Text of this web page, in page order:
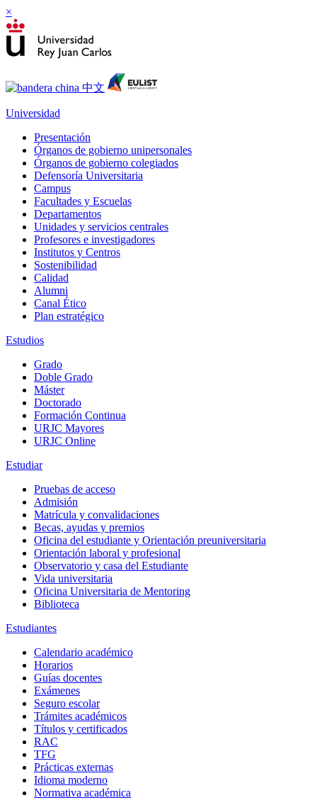
×
Universidad
Presentación
Órganos de gobierno unipersonales
Órganos de gobierno colegiados
Defensoría Universitaria
Campus
Facultades y Escuelas
Departamentos
Unidades y servicios centrales
Profesores e investigadores
Institutos y Centros
Sostenibilidad
Calidad
Alumni
Canal Ético
Plan estratégico
Estudios
Grado
Doble Grado
Máster
Doctorado
Formación Continua
URJC Mayores
URJC Online
Estudiar
Pruebas de acceso
Admisión
Matrícula y convalidaciones
Becas, ayudas y premios
Oficina del estudiante y Orientación preuniversitaria
Orientación laboral y profesional
Observatorio y casa del Estudiante
Vida universitaria
Oficina Universitaria de Mentoring
Biblioteca
Estudiantes
Calendario académico
Horarios
Guías docentes
Exámenes
Seguro escolar
Trámites académicos
Títulos y certificados
RAC
TFG
Prácticas externas
Idioma moderno
Normativa académica